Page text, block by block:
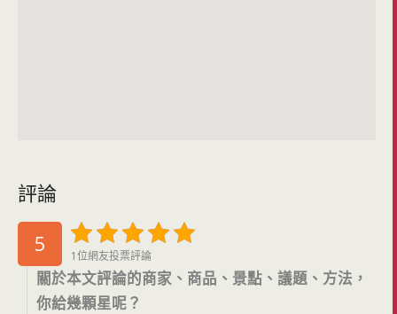
評論
5 1位網友投票評論
關於本文評論的商家、商品、景點、議題、方法，
你給幾顆星呢？